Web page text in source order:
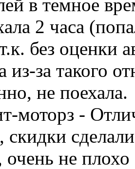
в темное
2 часа
без оценки
из-за такого
не поехала.
моторз -
скидки
очень не